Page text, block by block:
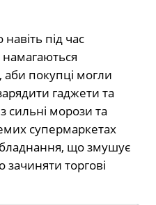
під час
покупці могли
гаджети та
сильні морози та
супермаркетах
що змушує
зачиняти торгові